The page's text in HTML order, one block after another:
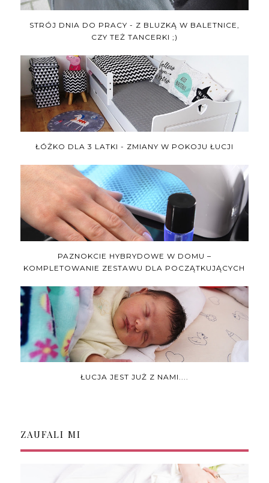
STRÓJ DNIA DO PRACY - Z BLUZKĄ W BALETNICE,
CZY TEŻ TANCERKI ;)
ŁÓŻKO DLA 3 LATKI - ZMIANY W POKOJU ŁUCJI
PAZNOKCIE HYBRYDOWE W DOMU –
KOMPLETOWANIE ZESTAWU DLA POCZĄTKUJĄCYCH
ŁUCJA JEST JUŻ Z NAMI....
ZAUFALI MI